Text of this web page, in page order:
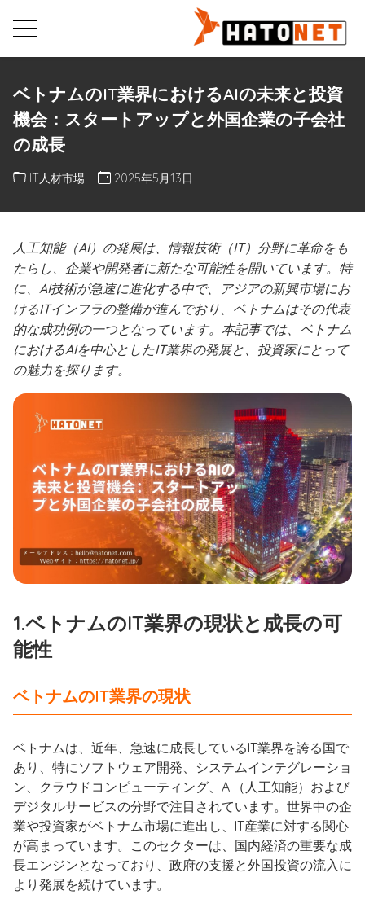
ベトナムのIT業界におけるAIの未来と投資
機会：スタートアップと外国企業の子会社
の成長
IT人材市場 2025年5月13日
人工知能（AI）の発展は、情報技術（IT）分野に革命をも
たらし、企業や開発者に新たな可能性を開いています。特
に、AI技術が急速に進化する中で、アジアの新興市場にお
けるITインフラの整備が進んでおり、ベトナムはその代表
的な成功例の一つとなっています。本記事では、ベトナム
におけるAIを中心としたIT業界の発展と、投資家にとって
の魅力を探ります。
1.ベトナムのIT業界の現状と成長の可
能性
ベトナムのIT業界の現状
ベトナムは、近年、急速に成長しているIT業界を誇る国で
あり、特にソフトウェア開発、システムインテグレーショ
ン、クラウドコンピューティング、AI（人工知能）および
デジタルサービスの分野で注目されています。世界中の企
業や投資家がベトナム市場に進出し、IT産業に対する関心
が高まっています。このセクターは、国内経済の重要な成
長エンジンとなっており、政府の支援と外国投資の流入に
より発展を続けています。